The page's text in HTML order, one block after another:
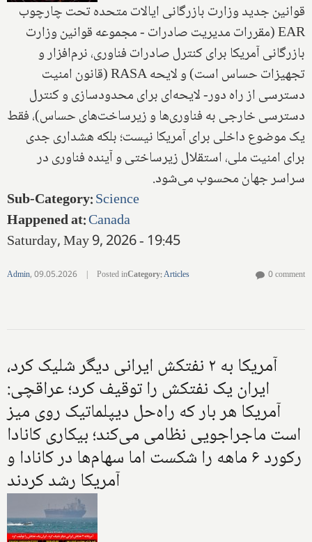
قوانین جدید وزارت بازرگانی ایالات متحده تحت چارچوب
EAR (مقررات مدیریت صادرات - مجموعه قوانین وزارت
بازرگانی آمریکا برای کنترل صادرات فناوری، نرم‌افزار و
تجهیزات حساس است) و لایحه RASA (قانون امنیت
دسترسی از راه دور- لایحه‌ای برای محدودسازی و کنترل
دسترسی خارجی به فناوری‌ها و زیرساخت‌های حساس)، فقط
یک موضوع داخلی برای آمریکا نیست؛ بلکه هشداری جدی
برای امنیت ملی، استقلال زیرساختی و آینده فناوری در
سراسر جهان محسوب می‌شود.
Sub-Category:Science
Happened at:Canada
Saturday, May 9, 2026 - 19:45
Admin,09.05.2026 | Posted inCategory:Articles 0 comment
آمریکا به ۲ نفتکش ایرانی دیگر شلیک کرد،
ایران یک نفتکش را توقیف کرد؛ عراقچی:
آمریکا هر بار که راه‌حل دیپلماتیک روی میز
است ماجراجویی نظامی می‌کند؛ بیکاری کانادا
رکورد ۶ ماهه را شکست اما سهام‌ها در کانادا و
آمریکا رشد کردند